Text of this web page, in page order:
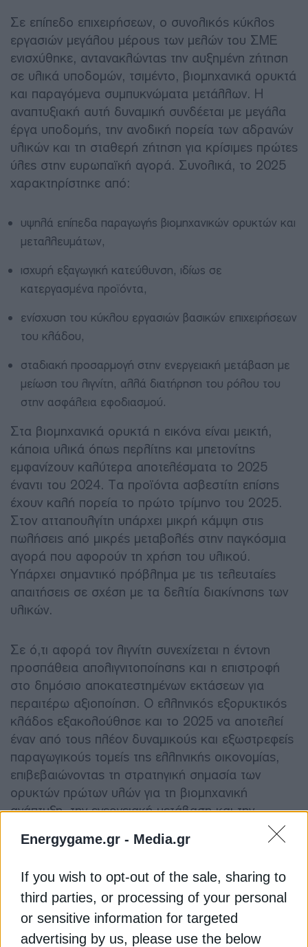
Energygame.gr - Media.gr
If you wish to opt-out of the sale, sharing to
third parties, or processing of your personal
or sensitive information for targeted
advertising by us, please use the below
Σε επίπεδο επιχειρήσεων, ο συνολικός κύκλος
εργασιών μεγάλου μέρους των μελών του ΣΜΕ
ενισχύθηκε, αντανακλώντας την αυξημένη ζήτηση
σε υλικά υποδομών, τσιμέντο, βιομηχανικά ορυκτά
και παραγόμενα συμπυκνώματα μετάλλων. Η
αναπτυξιακή αυτή δυναμική συνδέεται με μεγάλα
έργα υποδομής, την ανοδική πορεία των αδρανών
υλικών και τη σταθερή ζήτηση για κρίσιμες πρώτες
ύλες στην ευρωπαϊκή αγορά. Συνολικά, το 2025
χαρακτηρίστηκε από:
υψηλά επίπεδα παραγωγής βιομηχανικών ορυκτών και
μεταλλευμάτων,
ισχυρή εξαγωγική κατεύθυνση, ιδίως σε
κατεργασμένα προϊόντα,
ενίσχυση του κύκλου εργασιών βασικών επιχειρήσεων
του κλάδου,
σταδιακή προσαρμογή στην ενεργειακή μετάβαση με
μείωση του λιγνίτη, αλλά διατήρηση του ρόλου του
στην ασφάλεια εφοδιασμού.
Στα βιομηχανικά ορυκτά η εικόνα είναι μεικτή,
κάποια υλικά όπως περλίτης και μπετονίτης
εμφανίζουν καλύτερα αποτελέσματα το 2025
έναντι του 2024. Τα προϊόντα ασβεστίτη επίσης
έχουν καλή πορεία το πρώτο τρίμηνο του 2025.
Στον ατταπουλγίτη υπάρχει μικρή κάμψη στις
πωλήσεις από μικρές μεταβολές στην παγκόσμια
αγορά που αφορούν τη χρήση του υλικού.
Υπάρχει σημαντικό πρόβλημα με τις τελευταίες
απαιτήσεις σε σχέση με τα δελτία διακίνησης των
υλικών.
Σε ό,τι αφορά τον λιγνίτη συνεχίζεται η έντονη
προσπάθεια απολιγνιτοποίησης και η επιστροφή
στο δημόσιο αποκατεστημένων εκτάσεων για
περαιτέρω αξιοποίηση. Ο ελληνικός εξορυκτικός
κλάδος εξακολούθησε και το 2025 να αποτελεί
έναν από τους πλέον δυναμικούς και εξωστρεφείς
παραγωγικούς τομείς της ελληνικής οικονομίας,
επιβεβαιώνοντας τη στρατηγική σημασία των
ορυκτών πρώτων υλών για τη βιομηχανική
ανάπτυξη, την ενεργειακή μετάβαση και την
ευρωπαϊκή αυτονομία σε κρίσιμες πρώτες ύλες.